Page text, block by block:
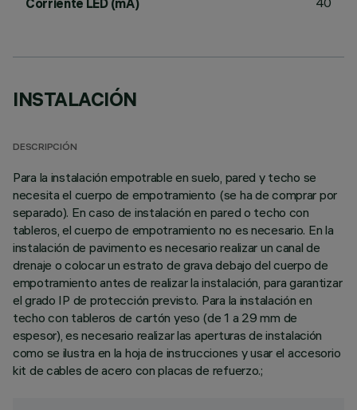
Corriente LED (mA)
INSTALACIÓN
DESCRIPCIÓN
Para la instalación empotrable en suelo, pared y techo se
necesita el cuerpo de empotramiento (se ha de comprar por
separado). En caso de instalación en pared o techo con
tableros, el cuerpo de empotramiento no es necesario. En la
instalación de pavimento es necesario realizar un canal de
drenaje o colocar un estrato de grava debajo del cuerpo de
empotramiento antes de realizar la instalación, para garantizar
el grado IP de protección previsto. Para la instalación en
techo con tableros de cartón yeso (de 1 a 29 mm de
espesor), es necesario realizar las aperturas de instalación
como se ilustra en la hoja de instrucciones y usar el accesorio
kit de cables de acero con placas de refuerzo.;